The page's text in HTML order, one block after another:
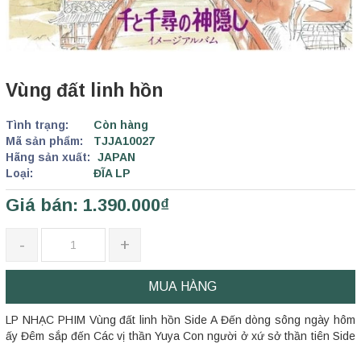
Vùng đất linh hồn
Tình trạng:
Còn hàng
Mã sản phẩm:
TJJA10027
Hãng sản xuất:
JAPAN
Loại:
ĐĨA LP
Giá bán: 1.390.000₫
- +
MUA HÀNG
LP NHẠC PHIM Vùng đất linh hồn Side A Đến dòng sông ngày hôm
ấy Đêm sắp đến Các vị thần Yuya Con người ở xứ sở thần tiên Side